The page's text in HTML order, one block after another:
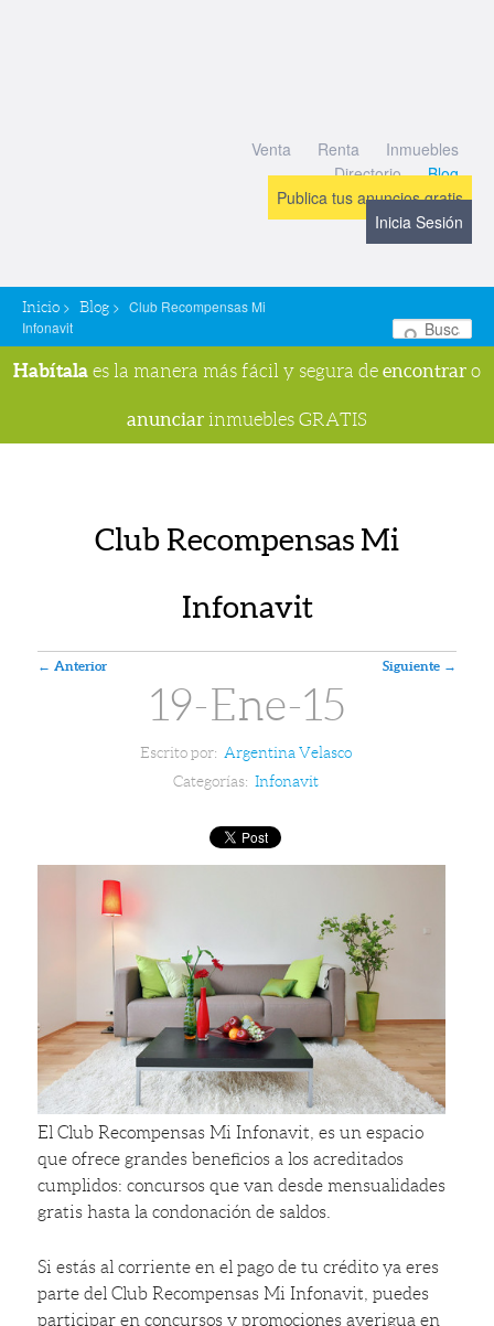
Venta Renta
Inmuebles
Directorio
Blog
Publica tus anuncios gratis
Inicia Sesión
Inicio > Blog > Club Recompensas Mi
Infonavit
Habítala es la manera más fácil y segura de encontrar o
anunciar inmuebles GRATIS
Club Recompensas Mi
Infonavit
Navegador de artículos
← Anterior Siguiente →
19-Ene-15
Escrito por: Argentina Velasco
Categorías: Infonavit
El Club Recompensas Mi Infonavit, es un espacio
que ofrece grandes beneficios a los acreditados
cumplidos: concursos que van desde mensualidades
gratis hasta la condonación de saldos.
Si estás al corriente en el pago de tu crédito ya eres
parte del Club Recompensas Mi Infonavit, puedes
participar en concursos y promociones averigua en